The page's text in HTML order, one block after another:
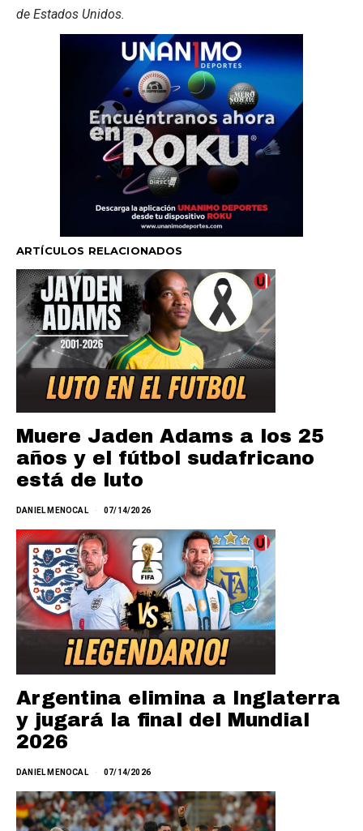
de Estados Unidos.
ARTÍCULOS RELACIONADOS
Muere Jaden Adams a los 25
años y el fútbol sudafricano
está de luto
DANIEL MENOCAL 07/14/2026
Argentina elimina a Inglaterra
y jugará la final del Mundial
2026
DANIEL MENOCAL 07/14/2026